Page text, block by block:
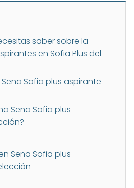
saber sobre la
en Sofia Plus del
Sena Sofia plus aspirante
Sena Sofia plus
Sena Sofia plus